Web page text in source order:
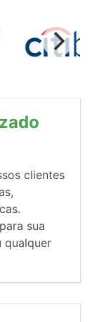
clientes
sua
qualquer